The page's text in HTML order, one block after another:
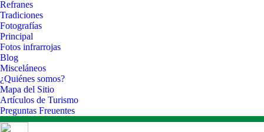
Refranes
Tradiciones
Fotografías
Principal
Fotos infrarrojas
Blog
Misceláneos
¿Quiénes somos?
Mapa del Sitio
Artículos de Turismo
Preguntas Freuentes